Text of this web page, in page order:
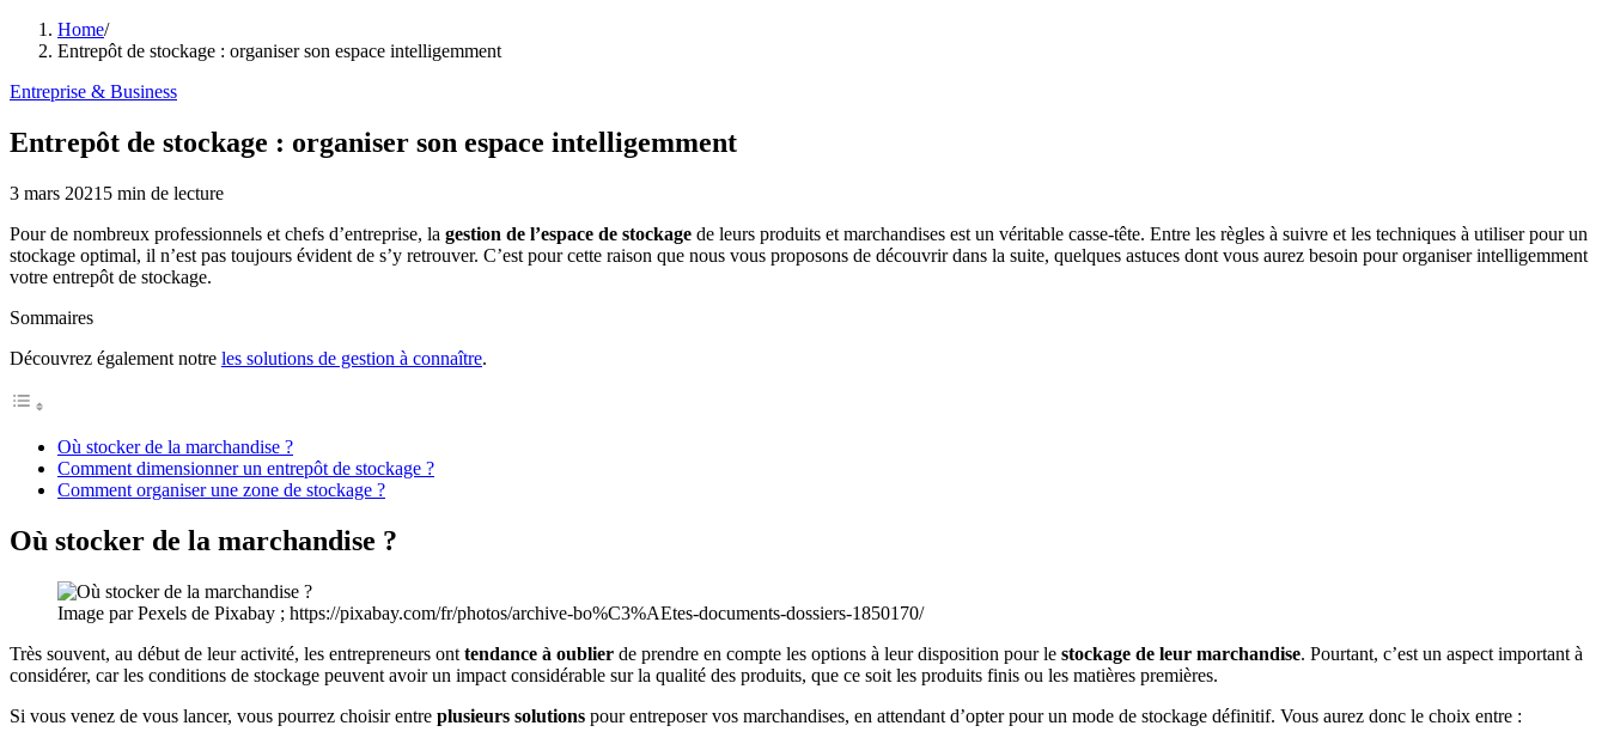
Home/
Entrepôt de stockage : organiser son espace intelligemment
Entreprise & Business
Entrepôt de stockage : organiser son espace intelligemment
3 mars 2021 5 min de lecture
Pour de nombreux professionnels et chefs d’entreprise, la gestion de l’espace de stockage de leurs produits et marchandises est un véritable casse-tête. Entre les règles à suivre et les techniques à utiliser pour un
stockage optimal, il n’est pas toujours évident de s’y retrouver. C’est pour cette raison que nous vous proposons de découvrir dans la suite, quelques astuces dont vous aurez besoin pour organiser intelligemment
votre entrepôt de stockage.
Sommaires
Découvrez également notre les solutions de gestion à connaître.
Où stocker de la marchandise ?
Comment dimensionner un entrepôt de stockage ?
Comment organiser une zone de stockage ?
Où stocker de la marchandise ?
Image par Pexels de Pixabay ; https://pixabay.com/fr/photos/archive-bo%C3%AEtes-documents-dossiers-1850170/
Très souvent, au début de leur activité, les entrepreneurs ont tendance à oublier de prendre en compte les options à leur disposition pour le stockage de leur marchandise. Pourtant, c’est un aspect important à
considérer, car les conditions de stockage peuvent avoir un impact considérable sur la qualité des produits, que ce soit les produits finis ou les matières premières.
Si vous venez de vous lancer, vous pourrez choisir entre plusieurs solutions pour entreposer vos marchandises, en attendant d’opter pour un mode de stockage définitif. Vous aurez donc le choix entre :